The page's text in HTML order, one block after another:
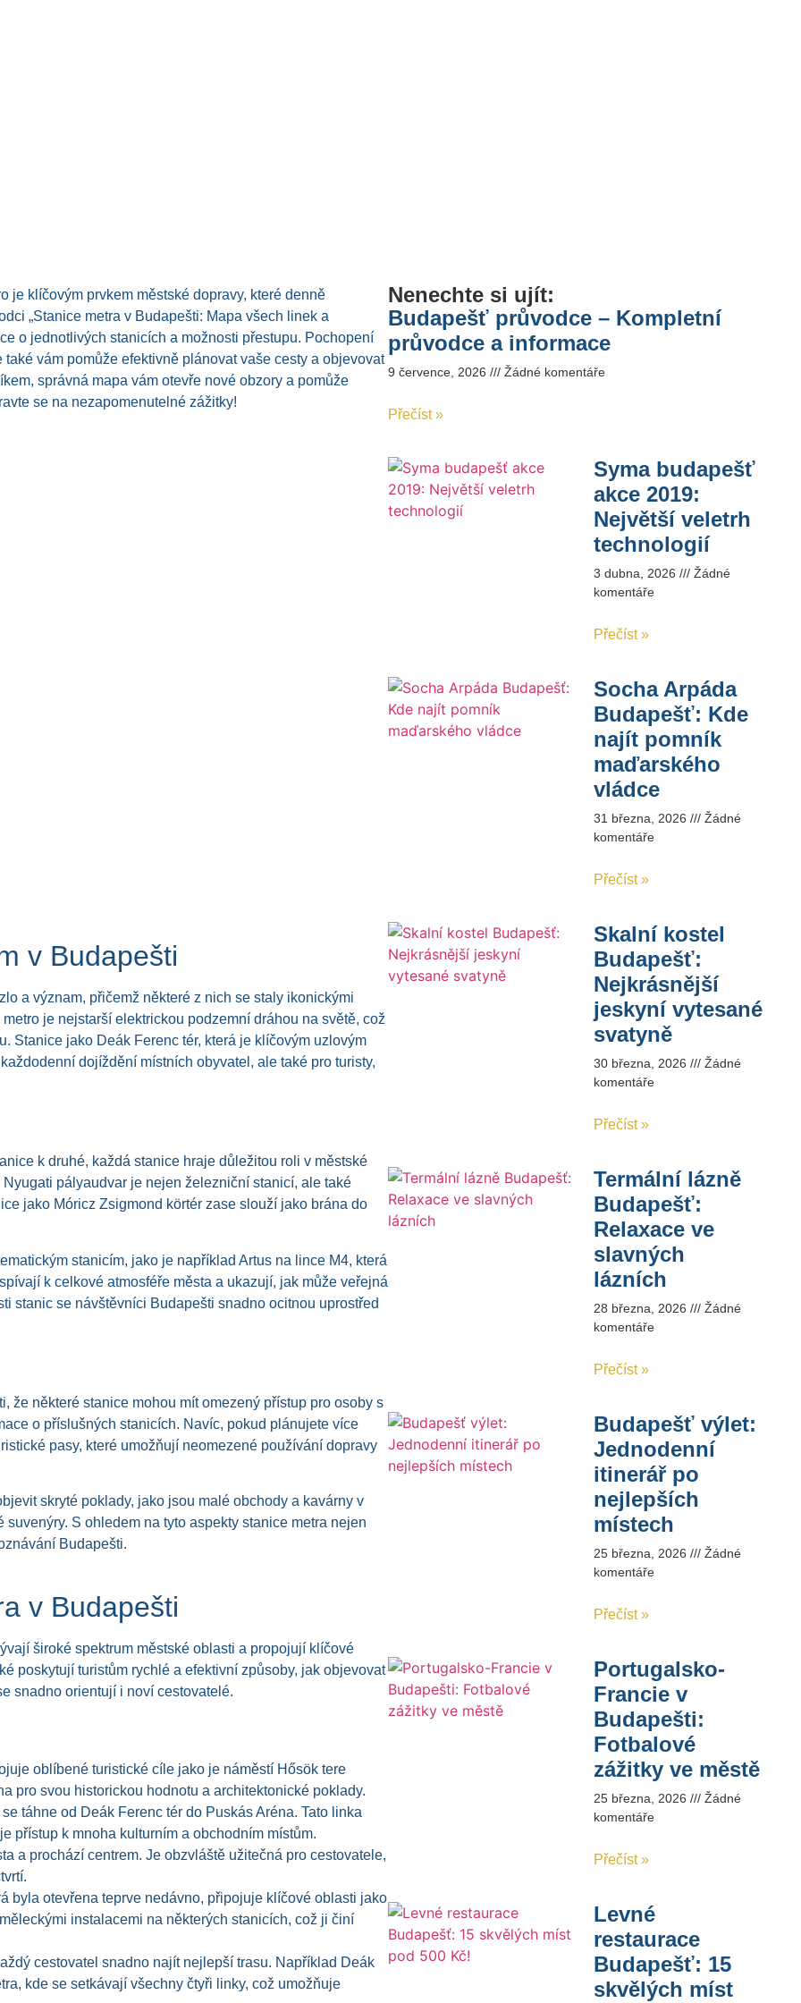
je klíčovým prvkem městské dopravy, které denně
„Stanice metra v Budapešti: Mapa všech linek a
o jednotlivých stanicích a možnosti přestupu. Pochopení
vám pomůže efektivně plánovat vaše cesty a objevovat
správná mapa vám otevře nové obzory a pomůže
se na nezapomenutelné zážitky!
v Budapešti
a význam, přičemž některé z nich se staly ikonickými
je nejstarší elektrickou podzemní dráhou na světě, což
Stanice jako Deák Ferenc tér, která je klíčovým uzlovým
dojíždění místních obyvatel, ale také pro turisty,
k druhé, každá stanice hraje důležitou roli v městské
pályaudvar je nejen železniční stanicí, ale také
jako Móricz Zsigmond körtér zase slouží jako brána do
stanicím, jako je například Artus na lince M4, která
k celkové atmosféře města a ukazují, jak může veřejná
stanic se návštěvníci Budapešti snadno ocitnou uprostřed
že některé stanice mohou mít omezený přístup pro osoby s
o příslušných stanicích. Navíc, pokud plánujete více
pasy, které umožňují neomezené používání dopravy
skryté poklady, jako jsou malé obchody a kavárny v
S ohledem na tyto aspekty stanice metra nejen
Budapešti.
v Budapešti
široké spektrum městské oblasti a propojují klíčové
poskytují turistům rychlé a efektivní způsoby, jak objevovat
snadno orientují i noví cestovatelé.
oblíbené turistické cíle jako je náměstí Hősök tere
pro svou historickou hodnotu a architektonické poklady.
táhne od Deák Ferenc tér do Puskás Aréna. Tato linka
přístup k mnoha kulturním a obchodním místům.
a prochází centrem. Je obzvláště užitečná pro cestovatele,
byla otevřena teprve nedávno, připojuje klíčové oblasti jako
instalacemi na některých stanicích, což ji činí
cestovatel snadno najít nejlepší trasu. Například Deák
kde se setkávají všechny čtyři linky, což umožňuje
Nenechte si ujít:
Budapešť průvodce – Kompletní
průvodce a informace
9 července, 2026 Žádné komentáře
Přečíst »
Syma budapešť
akce 2019:
Největší veletrh
technologií
3 dubna, 2026
Žádné
komentáře
Přečíst »
Socha Arpáda
Budapešť: Kde
najít pomník
maďarského
vládce
31 března, 2026
Žádné
komentáře
Přečíst »
Skalní kostel
Budapešť:
Nejkrásnější
jeskyní vytesané
svatyně
30 března, 2026
Žádné
komentáře
Přečíst »
Termální lázně
Budapešť:
Relaxace ve
slavných
lázních
28 března, 2026
Žádné
komentáře
Přečíst »
Budapešť výlet:
Jednodenní
itinerář po
nejlepších
místech
25 března, 2026
Žádné
komentáře
Přečíst »
Portugalsko-
Francie v
Budapešti:
Fotbalové
zážitky ve městě
25 března, 2026
Žádné
komentáře
Přečíst »
Levné
restaurace
Budapešť: 15
skvělých míst